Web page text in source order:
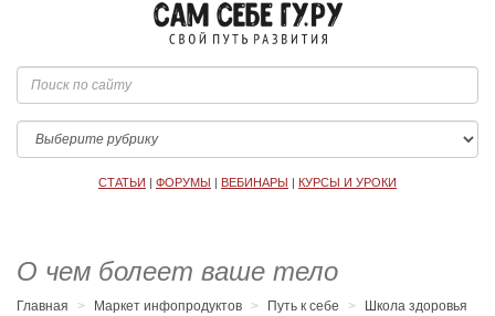
СТАТЬИ | ФОРУМЫ | ВЕБИНАРЫ | КУРСЫ И УРОКИ
О чем болеет ваше тело
Главная Маркет инфопродуктов Путь к себе
Школа здоровья